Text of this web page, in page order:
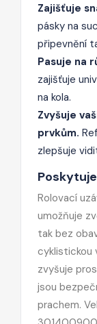
Zajišťuje
pásky na
připevnění
Pasuje na
zajišťuje
na kola.
Zvyšuje
prvkům.
zlepšuje
Rolovací
umožňuje
tak bez
cyklistickou
zvyšuje
jsou
prachem.